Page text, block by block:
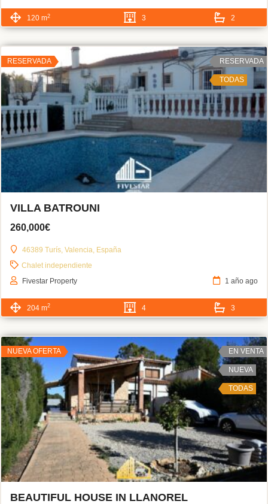
120 m2 3 2
RESERVADA RESERVADA
TODAS
VILLA BATROUNI
260,000€
46389 Turís, Valencia, España
Chalet independiente
Fivestar Property
1 año ago
204 m2 4 3
NUEVA OFERTA EN VENTA
NUEVA
TODAS
BEAUTIFUL HOUSE IN LLANOREL